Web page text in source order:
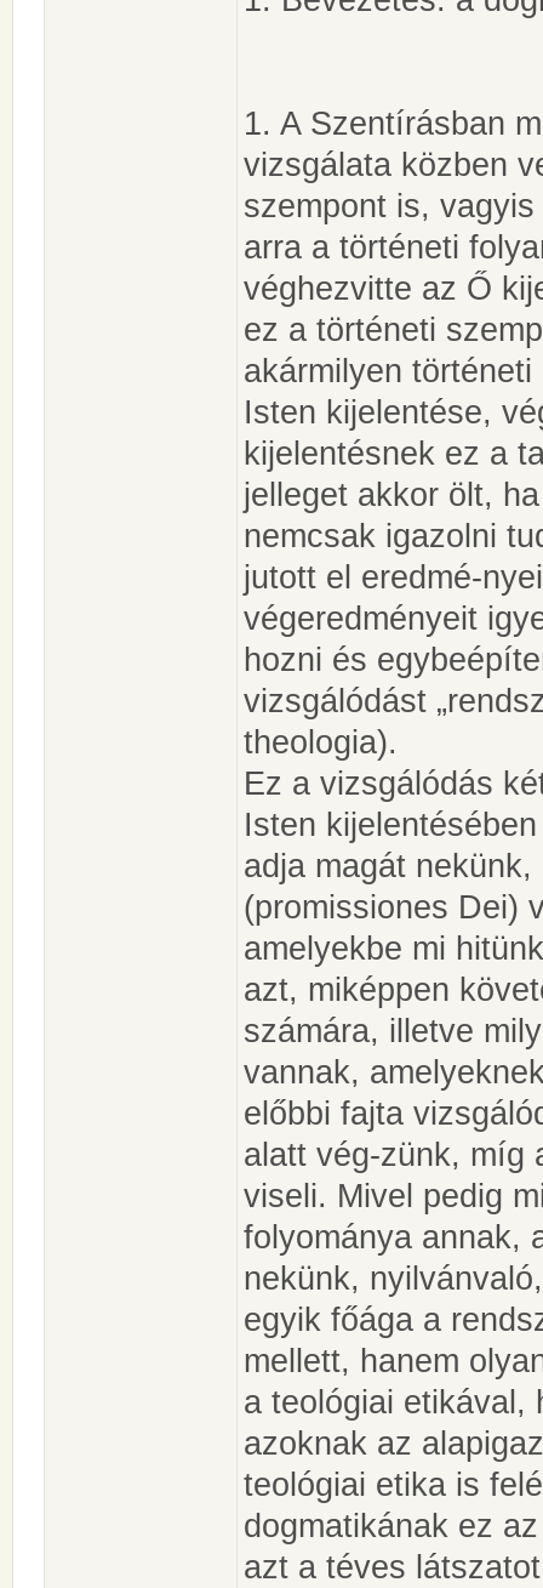
1. A Szentírásban
vizsgálata közben
szempont is,
arra a történeti
véghezvitte az Ő
ez a történeti
akármilyen
Isten kijelentése,
kijelentésnek ez a
jelleget akkor ölt,
nemcsak igazolni
jutott el eredmé-
végeredményeit
hozni és
vizsgálódást
theologia).
Ez a vizsgálódás
Isten
adja magát nekünk,
(promissiones Dei)
amelyekbe mi
azt, miképpen
számára, illetve
vannak,
előbbi fajta
alatt vég-zünk, míg
viseli. Mivel pedig
folyománya annak,
nekünk,
egyik főága a
mellett, hanem
a teológiai etikával,
azoknak az
teológiai etika is
dogmatikának ez
azt a téves